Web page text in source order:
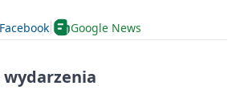
Facebook Google News
wydarzenia